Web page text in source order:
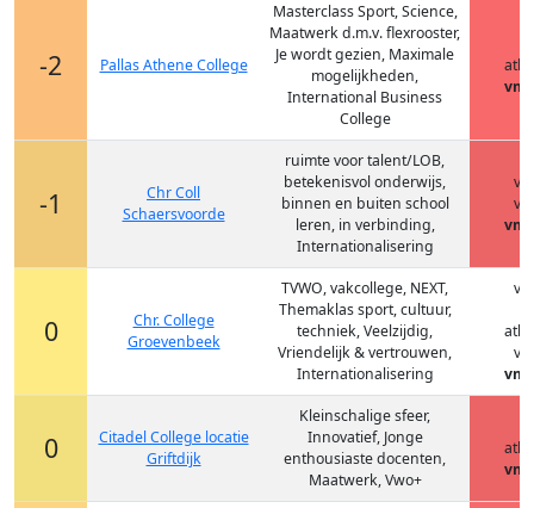
-2 Pallas Athene College
Masterclass Sport, Science,
Maatwerk d.m.v. flexrooster,
Je wordt gezien, Maximale
mogelijkheden,
International Business
College
-1
Chr Coll
Schaersvoorde
ruimte voor talent/LOB,
betekenisvol onderwijs,
binnen en buiten school
leren, in verbinding,
Internationalisering
0
Chr. College
Groevenbeek
TVWO, vakcollege, NEXT,
Themaklas sport, cultuur,
techniek, Veelzijdig,
Vriendelijk & vertrouwen,
Internationalisering
0
Citadel College locatie
Griftdijk
Kleinschalige sfeer,
Innovatief, Jonge
enthousiaste docenten,
Maatwerk, Vwo+